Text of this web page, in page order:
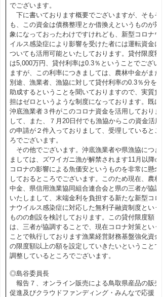
でございます。
下に書いております概要でございますが、そもそ
も、この資金は債務整理とか借換えというものが対
象になっておったわけですけれども、新型コロナウ
イルス感染症により影響を受けた者には運転資金に
ついても活用可能といたしております。貸付限度額
は5,000万円、貸付利率は0.3％ということでござい
ますが、この利率につきましては、農林中金がまた
別途、漁業者、漁協に対して貸付利率の0.3％分を
助成するということを聞いておりますので、実質負
担はゼロというような制度になっております。既に
沖底漁業者３件がこのコロナ資金を活用しておりま
して、また、７月20日付でも漁協からこの資金活用
の申請が２件入っておりまして、受理しているとこ
ろでございます。
その他でございます。沖底漁業者や県漁協につき
ましては、ズワイガニ漁が解禁されます11月以降の
コロナの影響による魚価安というものを非常に懸念
しておるところでございます。このため現在、農林
中金、県信用漁業協同組合連合会と県の三者が協調
いたしまして、末端金利を負担する新たな新型コロ
ナウイルス感染症に対応した無利子融資制度という
ものの創設を検討しております。この貸付限度額
は、三者が協調することで、現在コロナ対策という
ことで執行しております漁業経営財務基盤強化資金
の限度額以上の額を設定していきたいということで
調整しているところでございます。
◎島谷委員長
報告７、オンライン販売による鳥取県産品の販売
促進及びクラウドファンディング・みんなで応援